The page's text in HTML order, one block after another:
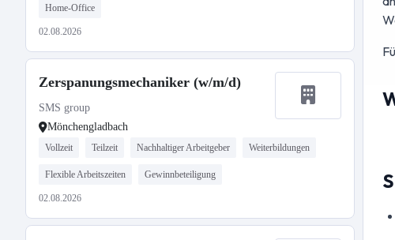
Home-Office
02.08.2026
Zerspanungsmechaniker (w/m/d)
SMS group
Mönchengladbach
Vollzeit Teilzeit Nachhaltiger Arbeitgeber Weiterbildungen
Flexible Arbeitszeiten Gewinnbeteiligung
02.08.2026